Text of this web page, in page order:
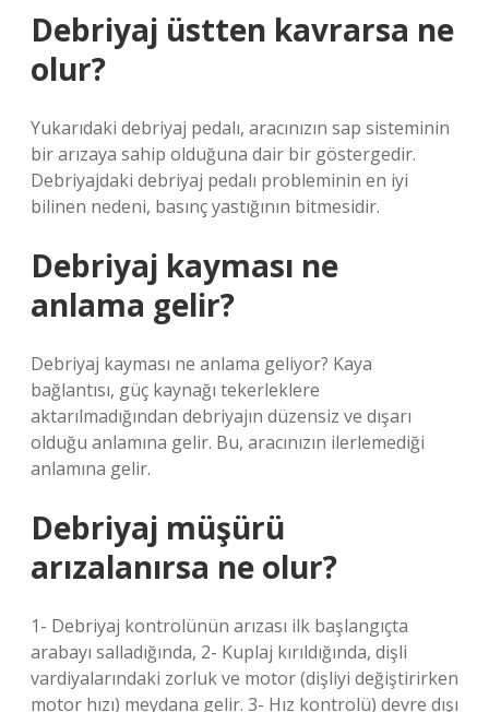
Debriyaj üstten kavrarsa ne
olur?
Yukarıdaki debriyaj pedalı, aracınızın sap sisteminin
bir arızaya sahip olduğuna dair bir göstergedir.
Debriyajdaki debriyaj pedalı probleminin en iyi
bilinen nedeni, basınç yastığının bitmesidir.
Debriyaj kayması ne
anlama gelir?
Debriyaj kayması ne anlama geliyor? Kaya
bağlantısı, güç kaynağı tekerleklere
aktarılmadığından debriyajın düzensiz ve dışarı
olduğu anlamına gelir. Bu, aracınızın ilerlemediği
anlamına gelir.
Debriyaj müşürü
arızalanırsa ne olur?
1- Debriyaj kontrolünün arızası ilk başlangıçta
arabayı salladığında, 2- Kuplaj kırıldığında, dişli
vardiyalarındaki zorluk ve motor (dişliyi değiştirirken
motor hızı) meydana gelir. 3- Hız kontrolü) devre dışı